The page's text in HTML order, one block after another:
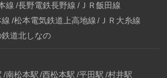
線 長野電鉄長野線 ＪＲ飯田線
松本電気鉄道上高地線
ＪＲ大糸線
道北しなの
南松本駅 西松本駅 平田駅 村井駅